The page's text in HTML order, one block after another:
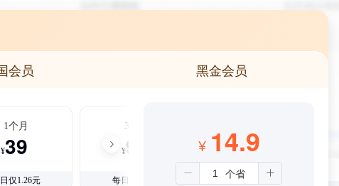
会员 黑金会员
1个月
¥39
仅1.26元
3个月
¥99
每日仅1.08元
¥ 14.9